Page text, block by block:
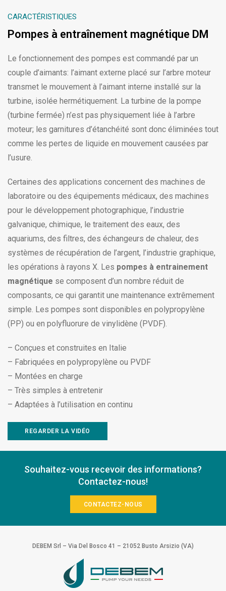
CARACTÉRISTIQUES
Pompes à entraînement magnétique DM
Le fonctionnement des pompes est commandé par un
couple d’aimants: l’aimant externe placé sur l’arbre moteur
transmet le mouvement à l’aimant interne installé sur la
turbine, isolée hermétiquement. La turbine de la pompe
(turbine fermée) n’est pas physiquement liée à l’arbre
moteur; les garnitures d’étanchéité sont donc éliminées tout
comme les pertes de liquide en mouvement causées par
l’usure.
Certaines des applications concernent des machines de
laboratoire ou des équipements médicaux, des machines
pour le développement photographique, l’industrie
galvanique, chimique, le traitement des eaux, des
aquariums, des filtres, des échangeurs de chaleur, des
systèmes de récupération de l’argent, l’industrie graphique,
les opérations à rayons X. Les pompes à entrainement
magnétique se composent d’un nombre réduit de
composants, ce qui garantit une maintenance extrêmement
simple. Les pompes sont disponibles en polypropylène
(PP) ou en polyfluorure de vinylidène (PVDF).
– Conçues et construites en Italie
– Fabriquées en polypropylène ou PVDF
– Montées en charge
– Très simples à entretenir
– Adaptées à l’utilisation en continu
REGARDER LA VIDÉO
Souhaitez-vous recevoir des informations?
Contactez-nous!
CONTACTEZ-NOUS
DEBEM Srl – Via Del Bosco 41 – 21052 Busto Arsizio (VA)